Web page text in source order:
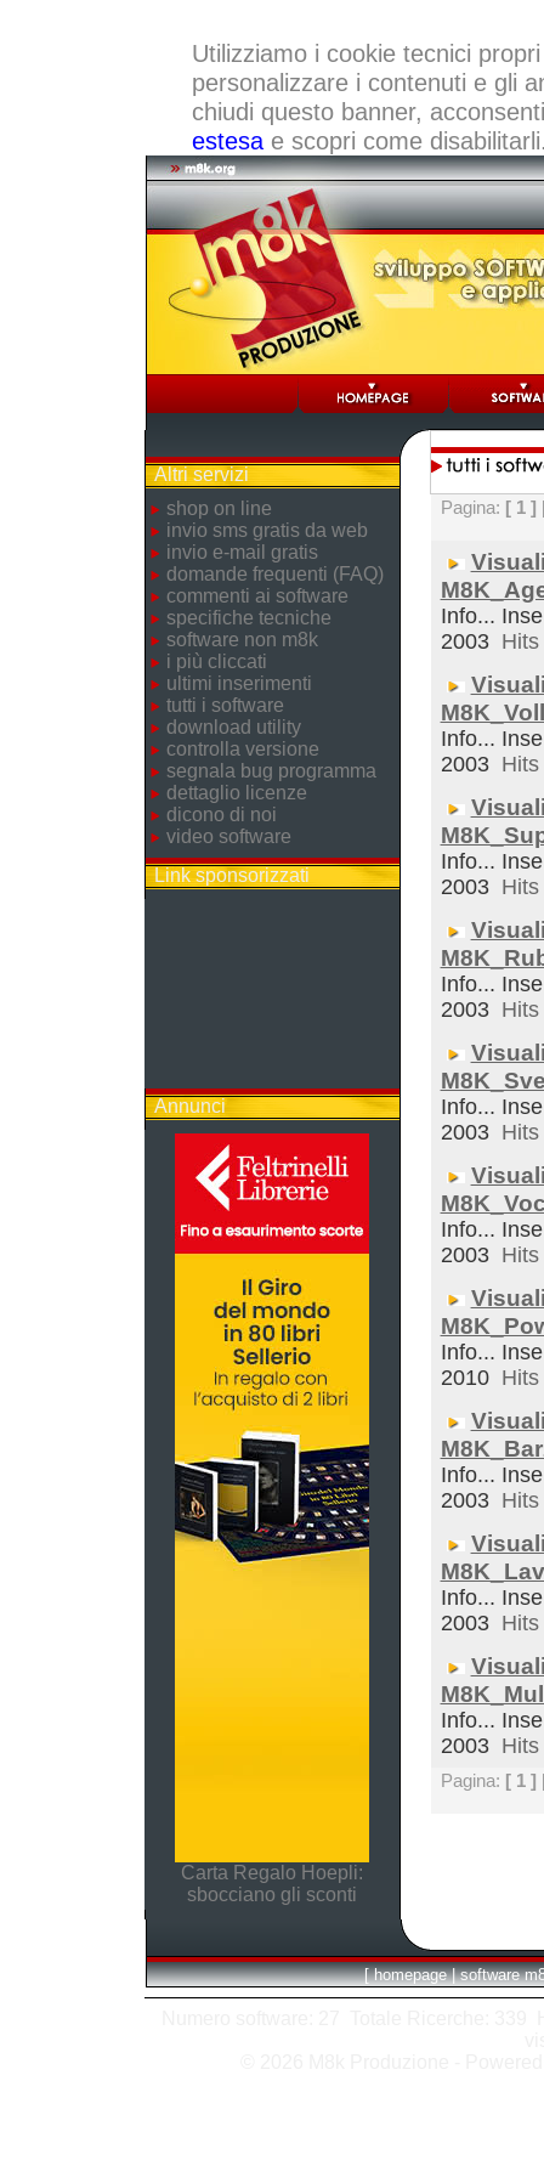
Utilizziamo i cookie tecnici
personalizzare i contenuti e gli
chiudi questo banner,
estesae scopri come
Altri servizi
shop on line
invio sms gratis da web
invio e-mail gratis
domande frequenti (FAQ)
commenti ai software
specifiche tecniche
software non m8k
i più cliccati
ultimi inserimenti
tutti i software
download utility
controlla versione
segnala bug programma
dettaglio licenze
dicono di noi
video software
Link sponsorizzati
Annunci
Carta Regalo Hoepli:
sbocciano gli sconti
Pagina: [ 1 ]
Info...
2003
Info...
2003
Info...
2003
Info...
2003
Info...
2003
Info...
2003
Info...
2010
Info...
2003
Info...
2003
Info...
2003
Pagina: [ 1 ]
[ homepage | software